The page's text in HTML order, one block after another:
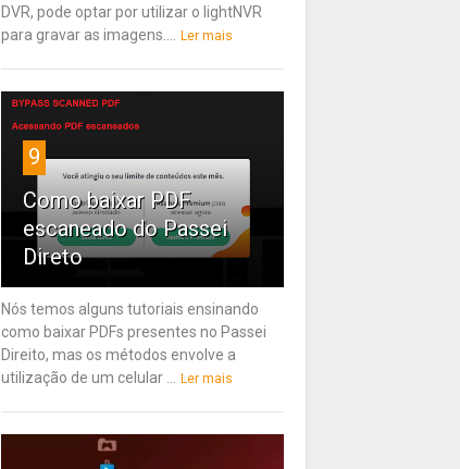
DVR, pode optar por utilizar o lightNVR
para gravar as imagens....
Ler mais
9
Como baixar PDF
escaneado do Passei
Direto
Nós temos alguns tutoriais ensinando
como baixar PDFs presentes no Passei
Direito, mas os métodos envolve a
utilização de um celular ...
Ler mais